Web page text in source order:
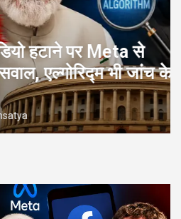
हटाने पर Meta से
एल्गोरिद्म भी जांच के